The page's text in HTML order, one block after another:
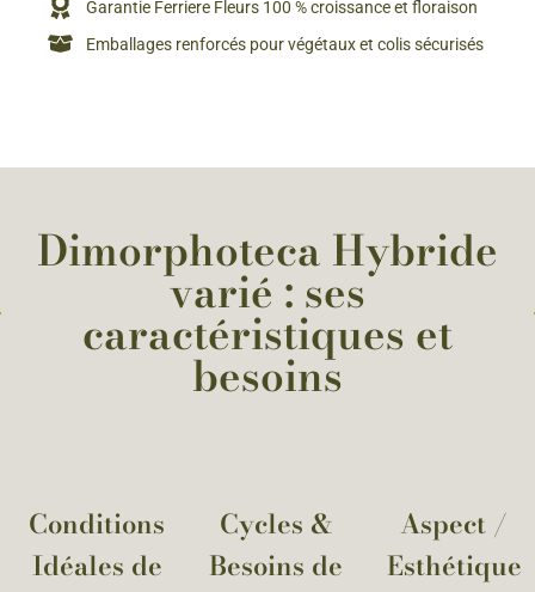
Garantie Ferriere Fleurs 100 % croissance et floraison
Emballages renforcés pour végétaux et colis sécurisés
Dimorphoteca Hybride
varié : ses
caractéristiques et
besoins
Conditions
Idéales de
Cycles &
Besoins de
Aspect /
Esthétique